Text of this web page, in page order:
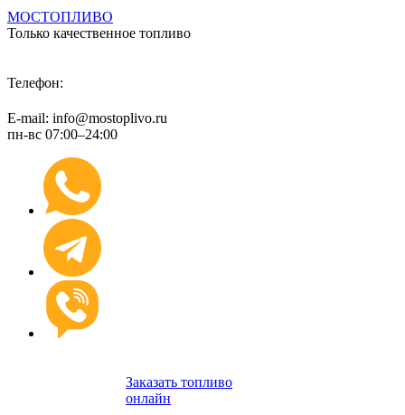
МОСТОПЛИВО
Только качественное топливо
Телефон:
E-mail: info@mostoplivo.ru
пн-вс 07:00–24:00
Заказать топливо
онлайн